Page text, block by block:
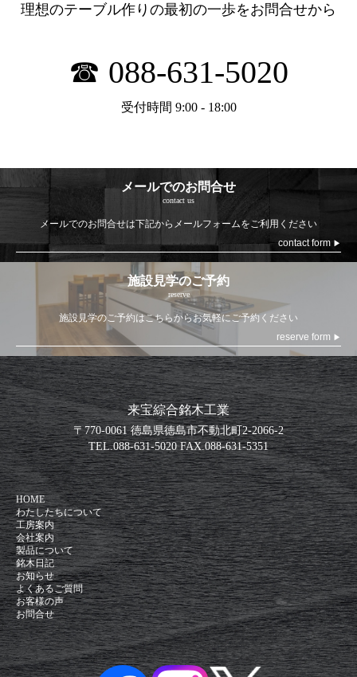
理想のテーブル作りの最初の一歩をお問合せから
☎ 088-631-5020
受付時間 9:00 - 18:00
メールでのお問合せ
contact us
メールでのお問合せは下記からメールフォームをご利用ください
contact form ▶
施設見学のご予約
reserve
施設見学のご予約はこちらからお気軽にご予約ください
reserve form ▶
来宝綜合銘木工業
〒770-0061 徳島県徳島市不動北町2-2066-2
TEL.088-631-5020FAX.088-631-5351
HOME
わたしたちについて
工房案内
会社案内
製品について
銘木日記
お知らせ
よくあるご質問
お客様の声
お問合せ